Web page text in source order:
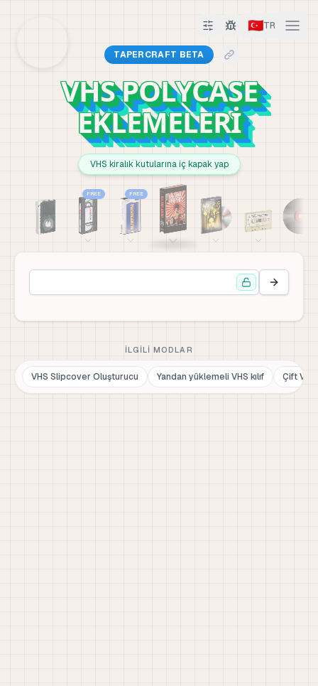
🇹🇷TR
TAPERCRAFT BETA
VHS POLYCASE
EKLEMELERI
VHS kiralık kutularına iç kapak yap
FREE FREE
İLGILI MODLAR
VHS Slipcover Oluşturucu Yandan yüklemeli VHS kılıf Çift